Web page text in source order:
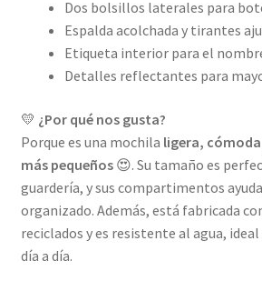
Dos bolsillos laterales para
Espalda acolchada y tirantes
Etiqueta interior para el
Detalles reflectantes para
💛 ¿Por qué nos gusta?
Porque es una mochila ligera,
más pequeños😍. Su tamaño es
guardería, y sus compartimentos
organizado. Además, está fabricada
reciclados y es resistente al agua,
día a día.